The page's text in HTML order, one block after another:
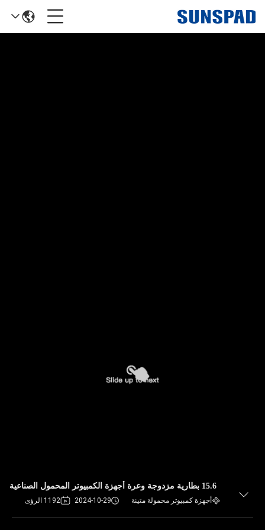
15.6 بطارية مزدوجة وعرة أجهزة الكمبيوتر المحمول الصناعية
أجهزة كمبيوتر محمولة متينة 2024-10-29 1192 الرؤى